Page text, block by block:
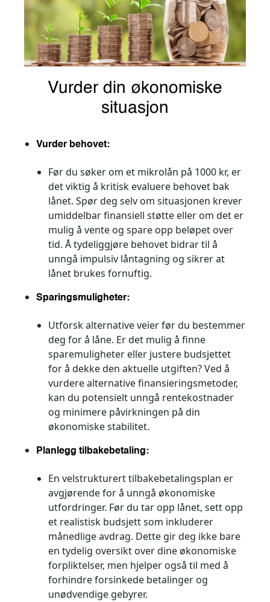
Vurder din økonomiske
situasjon
Vurder behovet:
Før du søker om et mikrolån på 1000 kr, er
det viktig å kritisk evaluere behovet bak
lånet. Spør deg selv om situasjonen krever
umiddelbar finansiell støtte eller om det er
mulig å vente og spare opp beløpet over
tid. Å tydeliggjøre behovet bidrar til å
unngå impulsiv låntagning og sikrer at
lånet brukes fornuftig.
Sparingsmuligheter:
Utforsk alternative veier før du bestemmer
deg for å låne. Er det mulig å finne
sparemuligheter eller justere budsjettet
for å dekke den aktuelle utgiften? Ved å
vurdere alternative finansieringsmetoder,
kan du potensielt unngå rentekostnader
og minimere påvirkningen på din
økonomiske stabilitet.
Planlegg tilbakebetaling:
En velstrukturert tilbakebetalingsplan er
avgjørende for å unngå økonomiske
utfordringer. Før du tar opp lånet, sett opp
et realistisk budsjett som inkluderer
månedlige avdrag. Dette gir deg ikke bare
en tydelig oversikt over dine økonomiske
forpliktelser, men hjelper også til med å
forhindre forsinkede betalinger og
unødvendige gebyrer.